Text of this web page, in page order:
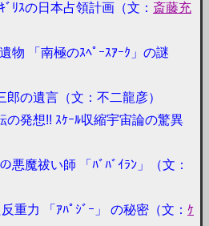
ﾘｽの日本占領計画（文： 斎藤充
物 「南極のｽﾍﾟｰｽｱｰｸ」の謎
の遺言（文：不二龍彦）
の発想!! ｽｹｰﾙ収縮宇宙論の驚異
悪魔祓い師 「ﾊﾞﾊﾞｲﾗﾝ」（文：
重力 「ｱﾊﾟｼﾞｰ」 の秘密（文： ｹ